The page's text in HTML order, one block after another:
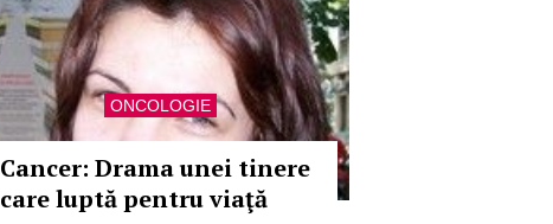
ONCOLOGIE
Cancer: Drama unei tinere
care luptă pentru viaţă